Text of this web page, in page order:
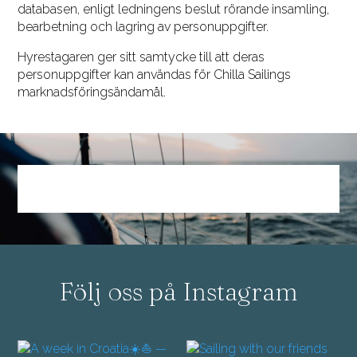
databasen, enligt ledningens beslut rörande insamling,
bearbetning och lagring av personuppgifter.
Hyrestagaren ger sitt samtycke till att deras
personuppgifter kan användas för Chilla Sailings
marknadsföringsändamål.
Följ oss på Instagram